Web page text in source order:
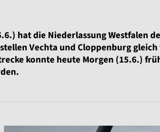
hat die Niederlassung Westfalen
Vechta und Cloppenburg
konnte heute Morgen (15.6.)